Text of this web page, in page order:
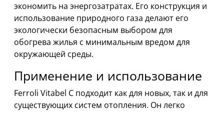
экономить на энергозатратах. Его конструкция и
использование природного газа делают его
экологически безопасным выбором для
обогрева жилья с минимальным вредом для
окружающей среды.
Применение и использование
Ferroli Vitabel C подходит как для новых, так и для
существующих систем отопления. Он легко